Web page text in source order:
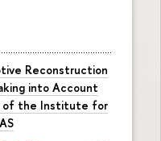
Reconstruction
into Account
of the Institute for